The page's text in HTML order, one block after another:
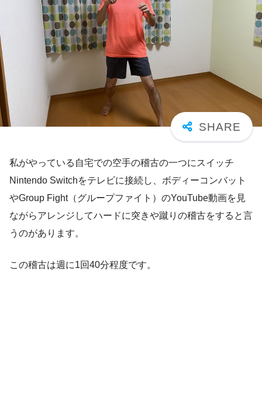
私がやっている自宅での空手の稽古の一つにスイッチ
Nintendo Switchをテレビに接続し、ボディーコンバット
やGroup Fight（グループファイト）のYouTube動画を見
ながらアレンジしてハードに突きや蹴りの稽古をすると言
うのがあります。
この稽古は週に1回40分程度です。